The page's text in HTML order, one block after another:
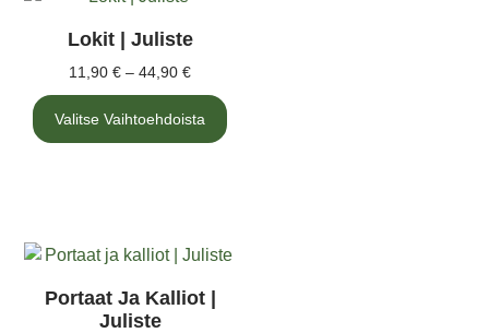
Lokit | Juliste
11,90€ – 44,90€
Valitse Vaihtoehdoista
Portaat Ja Kalliot |
Juliste